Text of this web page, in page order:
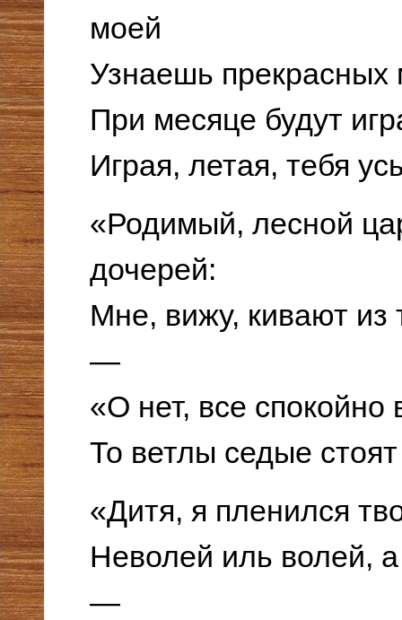
моей
Узнаешь прекрасных
При месяце будут
Играя, летая, тебя
«Родимый, лесной
дочерей:
Мне, вижу, кивают из
—
«О нет, все спокойно
То ветлы седые
«Дитя, я пленился
Неволей иль волей,
—